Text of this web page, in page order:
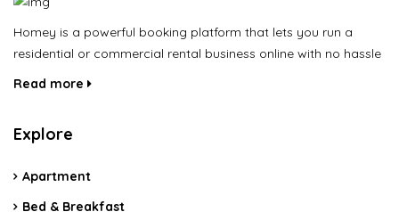
Homey is a powerful booking platform that lets you run a
residential or commercial rental business online with no hassle
Read more
Explore
Apartment
Bed & Breakfast